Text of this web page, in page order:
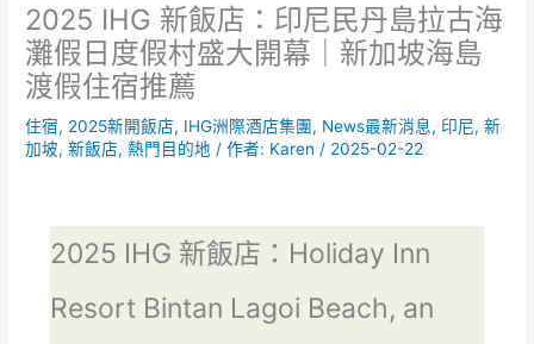
2025 IHG 新飯店：印尼民丹島拉古海
灘假日度假村盛大開幕｜新加坡海島
渡假住宿推薦
住宿, 2025新開飯店, IHG洲際酒店集團, News最新消息, 印尼,新
加坡,新飯店,熱門目的地 / 作者: Karen / 2025-02-22
2025 IHG 新飯店：Holiday Inn
Resort Bintan Lagoi Beach, an